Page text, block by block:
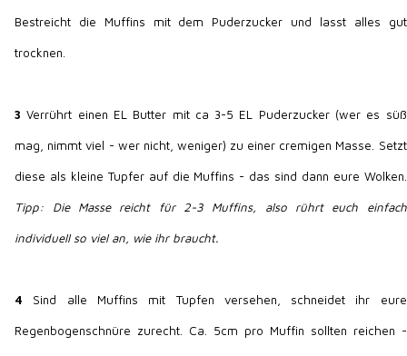
Bestreicht die Muffins mit dem Puderzucker und lasst alles gut
trocknen.
3 Verrührt einen EL Butter mit ca 3-5 EL Puderzucker (wer es süß
mag, nimmt viel - wer nicht, weniger) zu einer cremigen Masse. Setzt
diese als kleine Tupfer auf die Muffins - das sind dann eure Wolken.
Tipp: Die Masse reicht für 2-3 Muffins, also rührt euch einfach
individuell so viel an, wie ihr braucht.
4 Sind alle Muffins mit Tupfen versehen, schneidet ihr eure
Regenbogenschnüre zurecht. Ca. 5cm pro Muffin sollten reichen -